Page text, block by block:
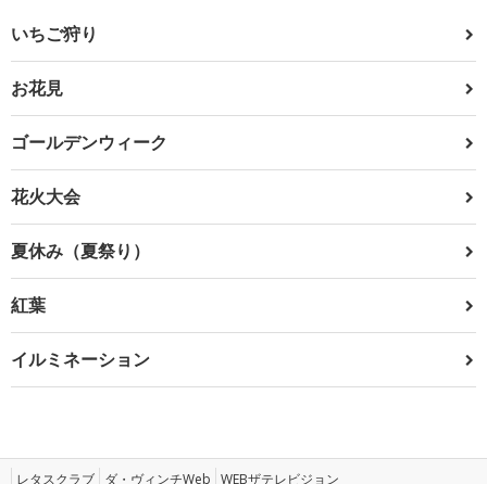
いちご狩り
お花見
ゴールデンウィーク
花火大会
夏休み（夏祭り）
紅葉
イルミネーション
レタスクラブ ダ・ヴィンチWeb WEBザテレビジョン